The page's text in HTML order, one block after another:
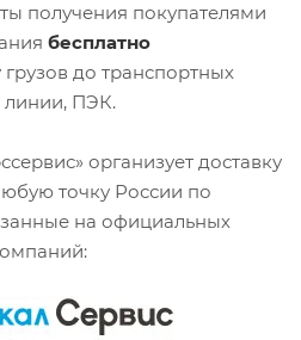
получения покупателями
бесплатно
грузов до транспортных
линии, ПЭК.
организует доставку
точку России по
на официальных